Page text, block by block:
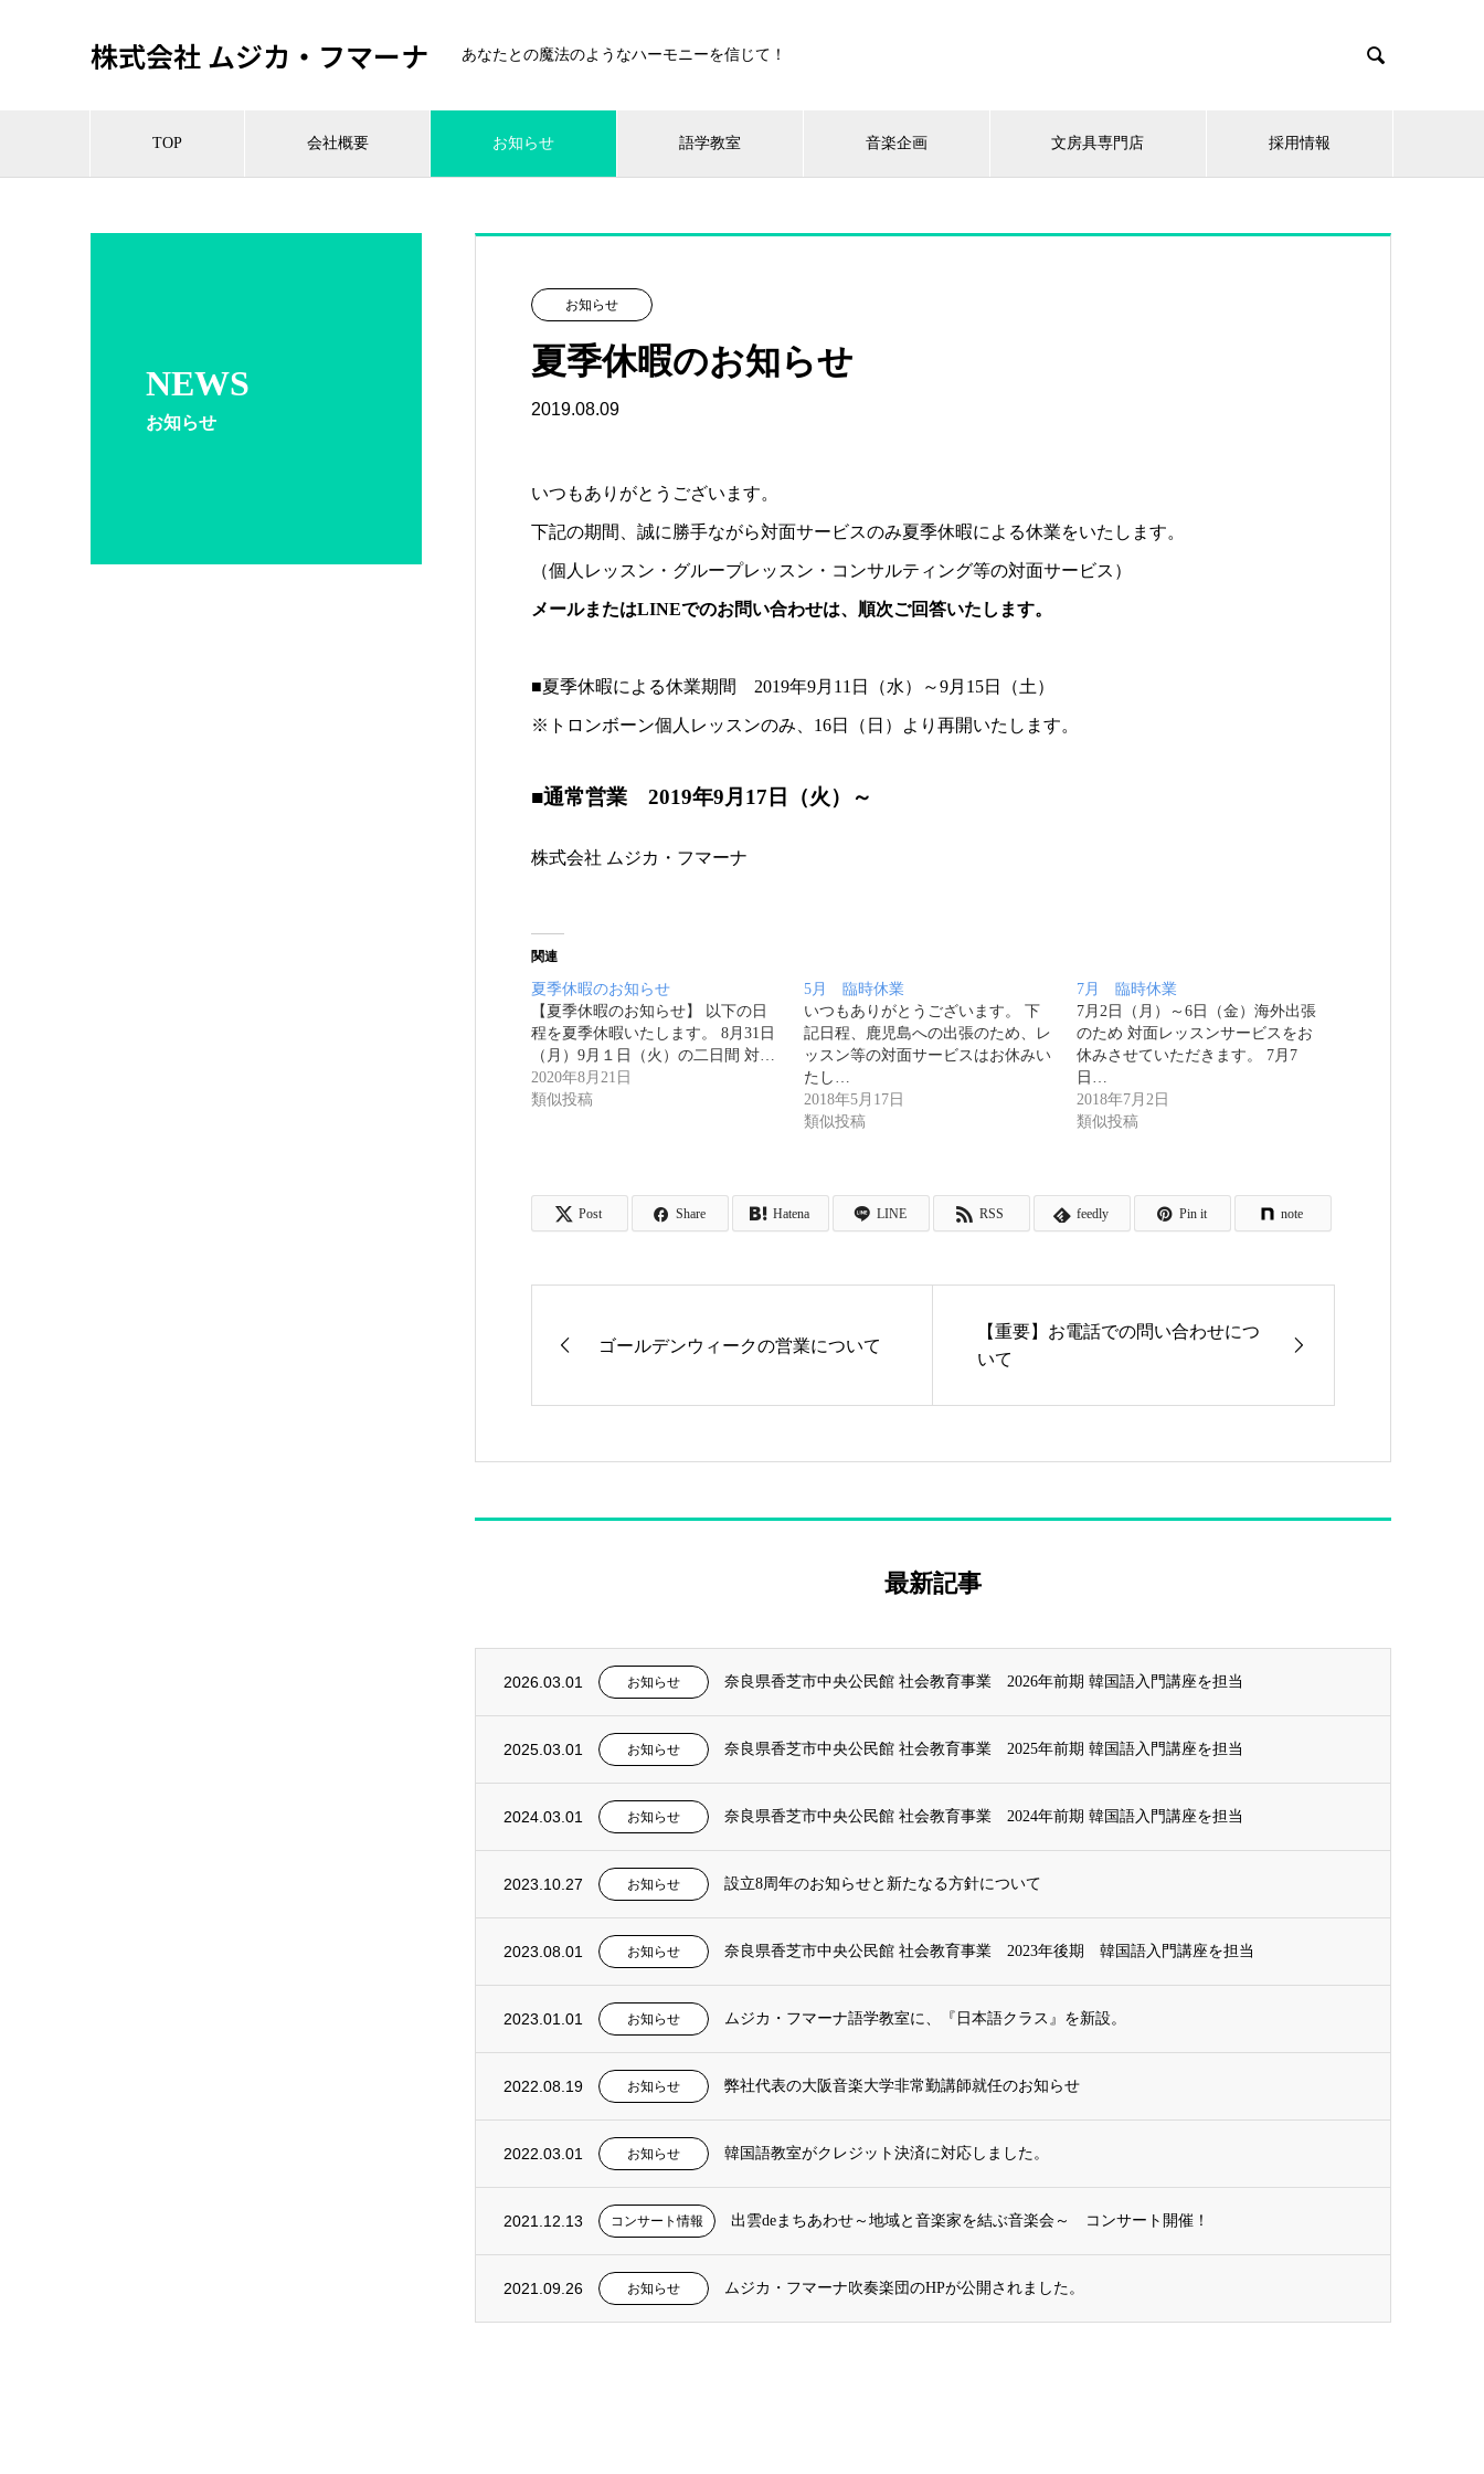
株式会社 ムジカ・フマーナ あなたとの魔法のようなハーモニーを信じて！ 
TOP 会社概要 お知らせ 語学教室 音楽企画 文房具専門店 採用情報
NEWS
お知らせ
お知らせ
夏季休暇のお知らせ
2019.08.09
いつもありがとうございます。
下記の期間、誠に勝手ながら対面サービスのみ夏季休暇による休業をいたします。
（個人レッスン・グループレッスン・コンサルティング等の対面サービス）
メールまたはLINEでのお問い合わせは、順次ご回答いたします。
■夏季休暇による休業期間 2019年9月11日（水）～9月15日（土）
※トロンボーン個人レッスンのみ、16日（日）より再開いたします。
■通常営業 2019年9月17日（火）～
株式会社 ムジカ・フマーナ
関連
夏季休暇のお知らせ
【夏季休暇のお知らせ】 以下の日
程を夏季休暇いたします。 8月31日
（月）9月１日（火）の二日間 対…
2020年8月21日
類似投稿
5月 臨時休業
いつもありがとうございます。 下
記日程、鹿児島への出張のため、レ
ッスン等の対面サービスはお休みい
たし…
2018年5月17日
類似投稿
7月 臨時休業
7月2日（月）～6日（金）海外出張
のため 対面レッスンサービスをお
休みさせていただきます。 7月7
日…
2018年7月2日
類似投稿
Post Share Hatena LINE RSS feedly Pin it note
ゴールデンウィークの営業について
【重要】お電話での問い合わせにつ
いて
最新記事
2026.03.01 お知らせ 奈良県香芝市中央公民館 社会教育事業 2026年前期 韓国語入門講座を担当
2025.03.01 お知らせ 奈良県香芝市中央公民館 社会教育事業 2025年前期 韓国語入門講座を担当
2024.03.01 お知らせ 奈良県香芝市中央公民館 社会教育事業 2024年前期 韓国語入門講座を担当
2023.10.27 お知らせ 設立8周年のお知らせと新たなる方針について
2023.08.01 お知らせ 奈良県香芝市中央公民館 社会教育事業 2023年後期 韓国語入門講座を担当
2023.01.01 お知らせ ムジカ・フマーナ語学教室に、『日本語クラス』を新設。
2022.08.19 お知らせ 弊社代表の大阪音楽大学非常勤講師就任のお知らせ
2022.03.01 お知らせ 韓国語教室がクレジット決済に対応しました。
2021.12.13 コンサート情報 出雲deまちあわせ～地域と音楽家を結ぶ音楽会～ コンサート開催！
2021.09.26 お知らせ ムジカ・フマーナ吹奏楽団のHPが公開されました。